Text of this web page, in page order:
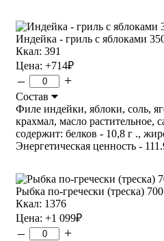
Индейка - гриль с яблоками
Ккал: 391
Цена: +714₽
– +
Состав
Филе индейки, яблоки, соль,
крахмал, масло растительное,
содержит: белков - 10,8 г .,
Энергетическая ценность -
Рыбка по-гречески (треска)
Ккал: 1376
Цена: +1 099₽
– +